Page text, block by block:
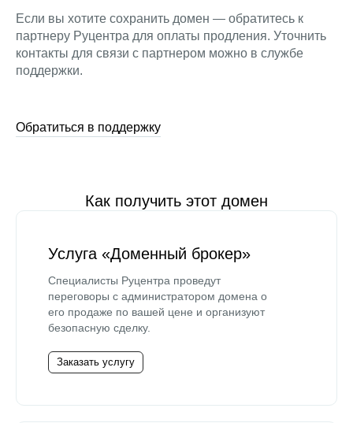
Если вы хотите сохранить домен — обратитесь к
партнеру Руцентра для оплаты продления. Уточнить
контакты для связи с партнером можно в службе
поддержки.
Обратиться в поддержку
Как получить этот домен
Услуга «Доменный брокер»
Специалисты Руцентра проведут
переговоры с администратором домена о
его продаже по вашей цене и организуют
безопасную сделку.
Заказать услугу